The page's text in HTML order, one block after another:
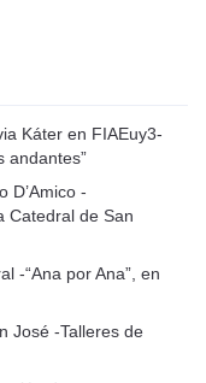
Káter en FIAEuy3-
andantes”
D’Amico -
Catedral de San
-“Ana por Ana”, en
José -Talleres de